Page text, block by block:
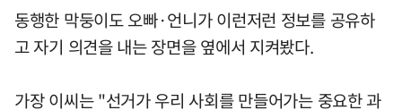
동행한 막둥이도 오빠·언니가 이런저런 정보를 공유하
고 자기 의견을 내는 장면을 옆에서 지켜봤다.
가장 이씨는 "선거가 우리 사회를 만들어가는 중요한 과